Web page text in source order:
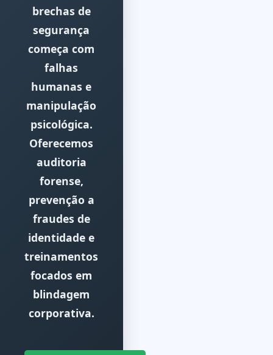
brechas de
segurança
começa com
falhas
humanas e
manipulação
psicológica.
Oferecemos
auditoria
forense,
prevenção a
fraudes de
identidade e
treinamentos
focados em
blindagem
corporativa.